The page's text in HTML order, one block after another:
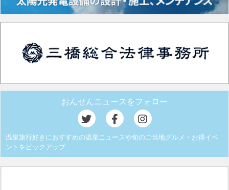
おんせんニュースをフォロー
温泉旅行好きにおすすめの温泉ニュースや旬のご当地グルメ・お得イベ
ントをピックアップ